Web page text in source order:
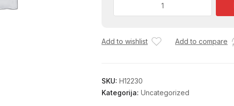
Add to wishlist Add to compare
SKU: H12230
Kategorija: Uncategorized